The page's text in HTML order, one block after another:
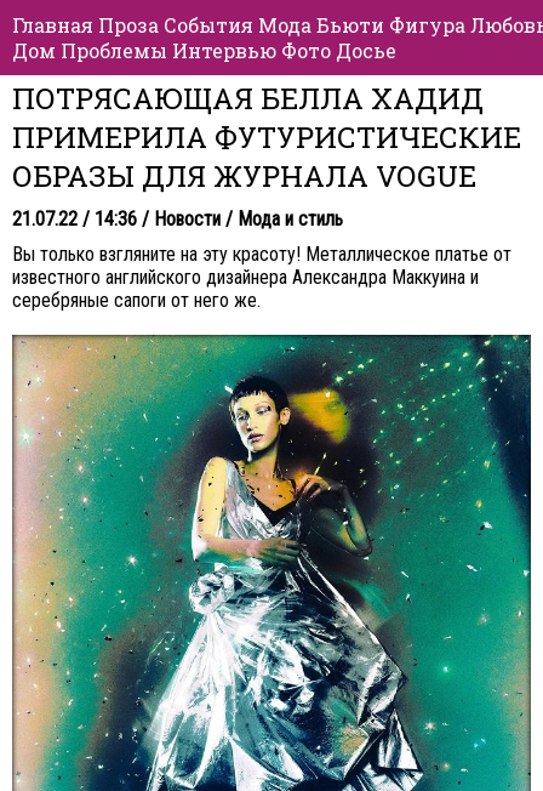
Главная Проза События Мода Бьюти Фигура
Дом Проблемы Интервью Фото Досье
ПОТРЯСАЮЩАЯ БЕЛЛА ХАДИД
ПРИМЕРИЛА ФУТУРИСТИЧЕСКИЕ
ОБРАЗЫ ДЛЯ ЖУРНАЛА VOGUE
21.07.22 / 14:36 / Новости / Мода и стиль
Вы только взгляните на эту красоту! Металлическое платье от
известного английского дизайнера Александра Маккуина и
серебряные сапоги от него же.